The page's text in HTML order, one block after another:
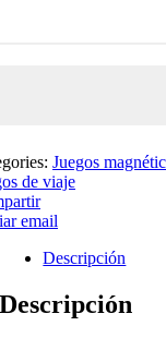
Juegos
de viaje
email
Descripción
Descripción